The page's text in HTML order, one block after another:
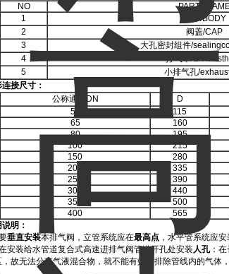
NO
1
阀体/BODY
2
阀盖/CAP
3
大孔密封组件/
4
排气罩/
5
小排气孔/
接尺寸：
公称通径DN
D
50
115
65
160
80
195
100
215
150
280
200
335
250
390
300
440
350
500
400
565
明：
垂直安装本排气阀，立管系统应在最高点 ，水平管系统应
安装给水管道复合式高速进排气阀管道开孔处安装人孔：在
，故无法分离气液混合物，就不能有效的排除管线内的气